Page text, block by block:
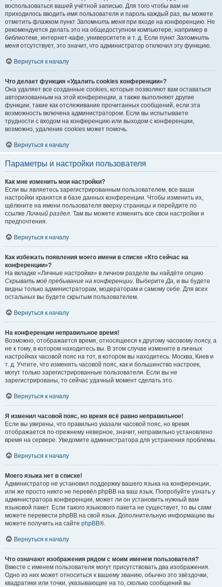
воспользоваться вашей учётной записью. Для того чтобы вам не
приходилось вводить имя пользователя и пароль каждый раз, вы можете
отметить флажком пункт Запомнить меня при входе на конференцию. Не
рекомендуется делать это на общедоступном компьютере, например в
библиотеке, интернет-кафе, университете и т. д. Если пункт Запомнить
меня отсутствует, это значит, что администратор отключил эту функцию.
Вернуться к началу
Что делает функция «Удалить cookies конференции»?
Она удаляет все созданные cookies, которые позволяют вам оставаться
авторизованным на этой конференции, а также выполняют другие
функции, такие как отслеживание прочитанных сообщений, если эта
возможность включена администратором. Если вы испытываете
трудности с входом на конференцию или выходом с конференции,
возможно, удаление cookies может помочь.
Вернуться к началу
Параметры и настройки пользователя
Как мне изменить мои настройки?
Если вы являетесь зарегистрированным пользователем, все ваши
настройки хранятся в базе данных конференции. Чтобы изменить их,
щёлкните на имени пользователя вверху страницы и перейдите по
ссылкеЛичный раздел. Там вы можете изменить все свои настройки и
предпочтения.
Вернуться к началу
Как избежать появления моего имени в списке «Кто сейчас на
конференции»?
На вкладке «Личные настройки» в личном разделе вы найдёте опцию
Скрывать моё пребывание на конференции. ВыберитеДа, и вы будете
видны только администраторам, модераторам и самому себе. Для всех
остальных вы будете скрытым пользователем.
Вернуться к началу
На конференции неправильное время!
Возможно, отображается время, относящееся к другому часовому поясу, а
не к тому, в котором находитесь вы. В этом случае измените в личных
настройках часовой пояс на тот, в котором вы находитесь: Москва, Киев и
т. д. Учтите, что изменять часовой пояс, как и большинство настроек,
могут только зарегистрированные пользователи. Если вы не
зарегистрированы, то сейчас удачный момент сделать это.
Вернуться к началу
Я изменил часовой пояс, но время всё равно неправильное!
Если вы уверены, что правильно указали часовой пояс, но время
отображается по-прежнему неверное, значит, неправильно установлено
время на сервере. Уведомите администратора для устранения проблемы.
Вернуться к началу
Моего языка нет в списке!
Администратор не установил поддержку вашего языка на конференции,
или же просто никто не перевёл phpBB на ваш язык. Попробуйте узнать у
администратора конференции, может ли он установить нужный вам
языковой пакет. Если такого языкового пакета не существует, то вы сами
можете перевести phpBB на свой язык. Дополнительную информацию вы
можете получить на сайте phpBB®.
Вернуться к началу
Что означают изображения рядом с моим именем пользователя?
Вместе с именем пользователя могут присутствовать два изображения.
Одно из них может относиться к вашему званию, обычно это звёздочки,
квадратики или точки, указывающие на то, сколько сообщений вы